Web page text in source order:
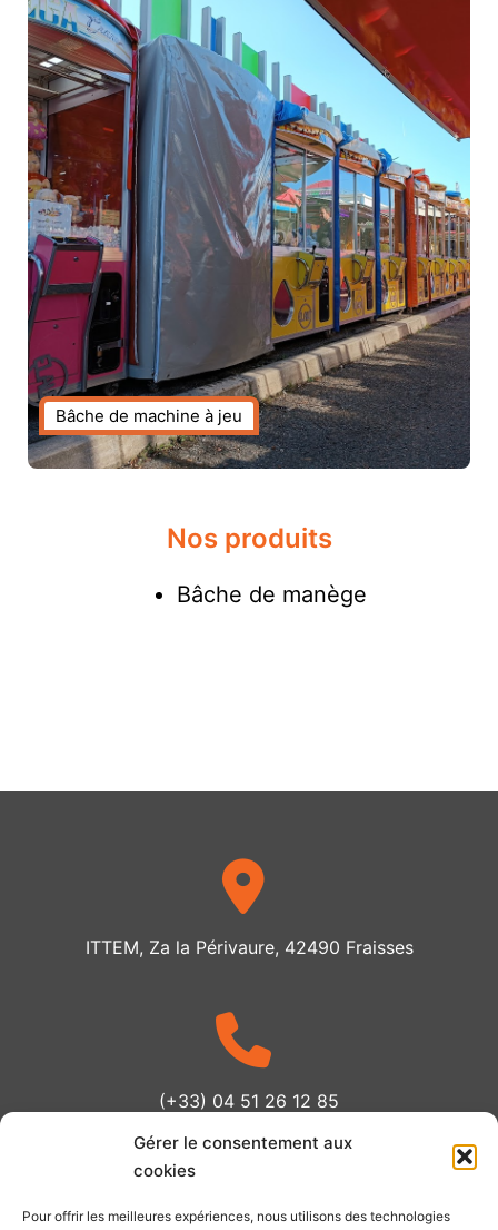
Gérer le consentement aux
cookies
Pour offrir les meilleures expériences, nous utilisons des technologies
Bâche de machine à jeu
Nos produits
Bâche de manège
ITTEM, Za la Périvaure, 42490 Fraisses
(+33) 04 51 26 12 85